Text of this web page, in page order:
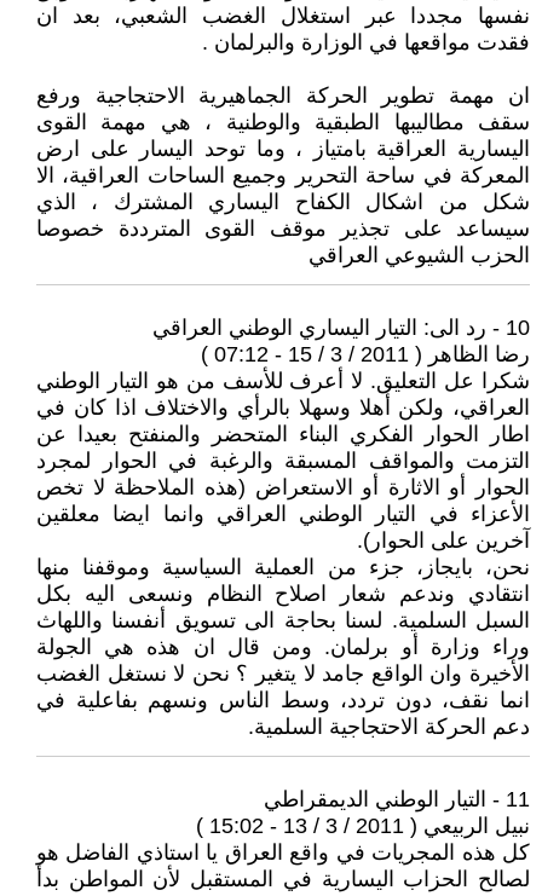
نفسها مجددا عبر استغلال الغضب الشعبي، بعد ان
فقدت مواقعها في الوزارة والبرلمان .
ان مهمة تطوير الحركة الجماهيرية الاحتجاجية ورفع
سقف مطاليبها الطبقية والوطنية ، هي مهمة القوى
اليسارية العراقية بامتياز ، وما توحد اليسار على ارض
المعركة في ساحة التحرير وجميع الساحات العراقية، الا
شكل من اشكال الكفاح اليساري المشترك ، الذي
سيساعد على تجذير موقف القوى المترددة خصوصا
الحزب الشيوعي العراقي
10 - رد الى: التيار اليساري الوطني العراقي
رضا الظاهر ( 2011 / 3 / 15 - 07:12 )
شكرا عل التعليق. لا أعرف للأسف من هو التيار الوطني
العراقي، ولكن أهلا وسهلا بالرأي والاختلاف اذا كان في
اطار الحوار الفكري البناء المتحضر والمنفتح بعيدا عن
التزمت والمواقف المسبقة والرغبة في الحوار لمجرد
الحوار أو الاثارة أو الاستعراض (هذه الملاحظة لا تخص
الأعزاء في التيار الوطني العراقي وانما ايضا معلقين
آخرين على الحوار).
نحن، بايجاز، جزء من العملية السياسية وموقفنا منها
انتقادي وندعم شعار اصلاح النظام ونسعى اليه بكل
السبل السلمية. لسنا بحاجة الى تسويق أنفسنا واللهاث
وراء وزارة أو برلمان. ومن قال ان هذه هي الجولة
الأخيرة وان الواقع جامد لا يتغير ؟ نحن لا نستغل الغضب
انما نقف، دون تردد، وسط الناس ونسهم بفاعلية في
دعم الحركة الاحتجاجية السلمية.
11 - التيار الوطني الديمقراطي
نبيل الربيعي ( 2011 / 3 / 13 - 15:02 )
كل هذه المجريات في واقع العراق يا استاذي الفاضل هو
لصالح الحزاب اليسارية في المستقبل لأن المواطن بدأ